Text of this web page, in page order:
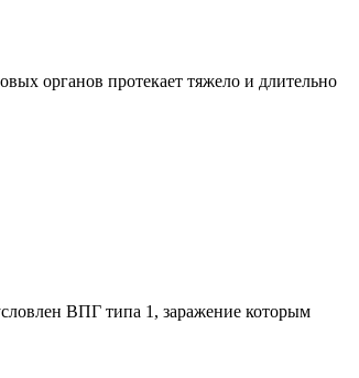
органов протекает тяжело и длительно
ВПГ типа 1, заражение которым